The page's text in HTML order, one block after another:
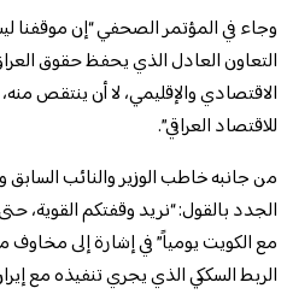
وجاء في المؤتمر الصحفي “إن موقفنا
التعاون العادل الذي يحفظ حقوق
الاقتصادي والإقليمي، لا أن ينتقص
للاقتصاد العراقي”.
من جانبه خاطب الوزير والنائب السابق
الجدد بالقول: “نريد وقفتكم القوية،
مع الكويت يومياً” في إشارة إلى مخاوف
الربط السككي الذي يجري تنفيذه مع